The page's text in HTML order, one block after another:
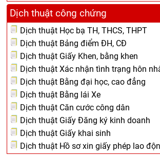
Dịch thuật công chứng
Dịch thuật Học bạ TH, THCS, THPT
Dịch thuật Bảng điểm ĐH, CĐ
Dịch thuật Giấy Khen, bằng khen
Dịch thuật Xác nhận tình trạng hôn
Dịch thuật Bằng đại học, cao đẳng
Dịch thuật Bằng lái Xe
Dịch thuật Căn cước công dân
Dịch thuật Giấy Đăng ký kinh doanh
Dịch thuật Giấy khai sinh
Dịch thuật Hồ sơ xin giấy phép lao